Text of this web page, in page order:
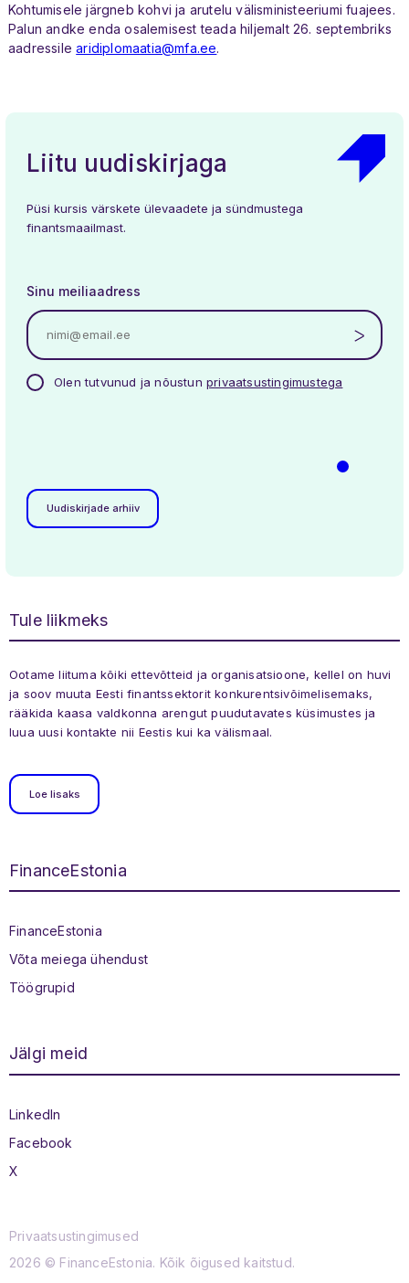
Kohtumisele järgneb kohvi ja arutelu välisministeeriumi fuajees.
Palun andke enda osalemisest teada hiljemalt 26. septembriks
aadressilearidiplomaatia@mfa.ee.
Liitu uudiskirjaga
Püsi kursis värskete ülevaadete ja sündmustega
finantsmaailmast.
Sinu meiliaadress
Olen tutvunud ja nõustun privaatsustingimustega
Uudiskirjade arhiiv
Tule liikmeks
Ootame liituma kõiki ettevõtteid ja organisatsioone, kellel on huvi
ja soov muuta Eesti finantssektorit konkurentsivõimelisemaks,
rääkida kaasa valdkonna arengut puudutavates küsimustes ja
luua uusi kontakte nii Eestis kui ka välismaal.
Loe lisaks
FinanceEstonia
Jaluse menüü
FinanceEstonia
Võta meiega ühendust
Töögrupid
Jälgi meid
Sotsiaalmeedia menüü
LinkedIn
Facebook
X
Privaatsustingimused
2026 © FinanceEstonia. Kõik õigused kaitstud.